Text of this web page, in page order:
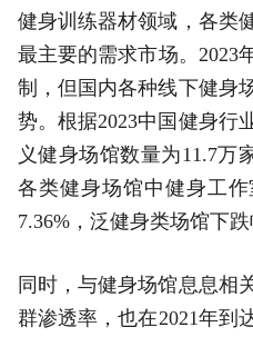
健身训练器材领域，各类
最主要的需求市场。2023
制，但国内各种线下健身
势。根据2023中国健身行
义健身场馆数量为11.7万
各类健身场馆中健身工
7.36%，泛健身类场馆下跌
同时，与健身场馆息息相
群渗透率，也在2021年到